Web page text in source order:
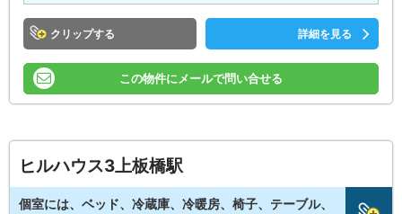
クリップ 詳細を見る
この物件にメールで問い合せる
ヒルハウス3上板橋駅
個室には、ベッド、冷蔵庫、冷暖房、椅子、テーブル、